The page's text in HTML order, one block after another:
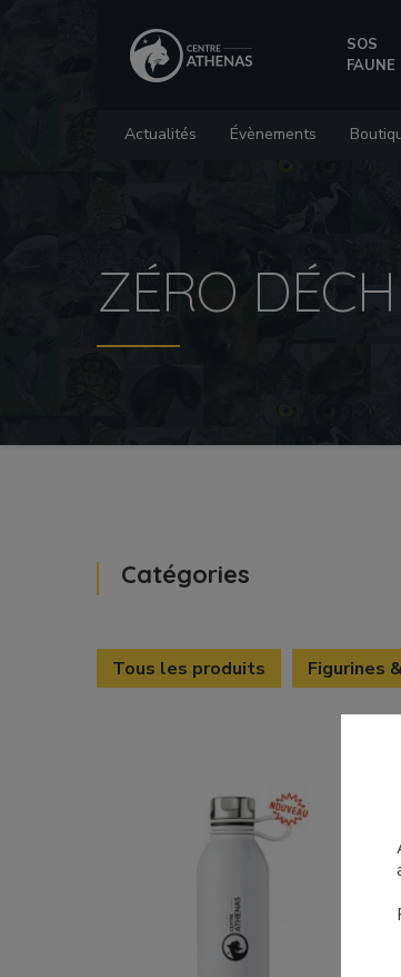
SOS
FAUNE
Actualités Évènements
ZÉRO
Catégories
Tous les produits Figurines